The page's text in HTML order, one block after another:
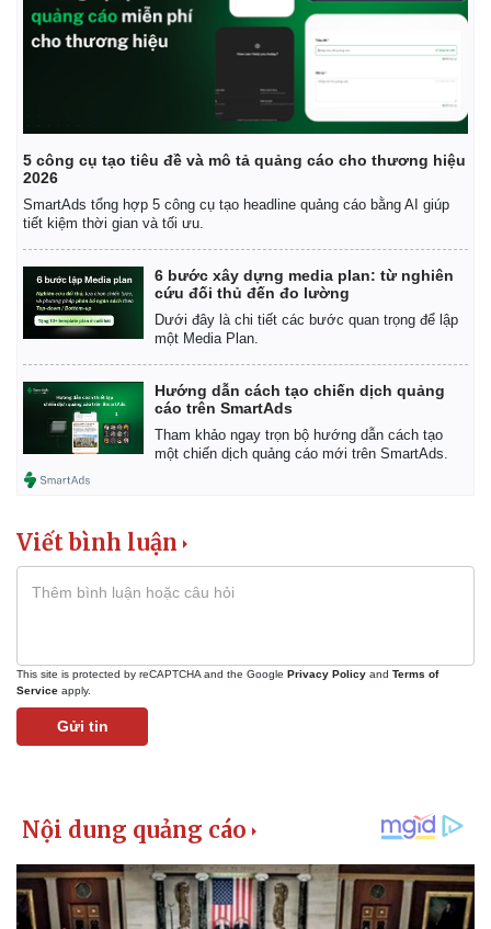
Vụ án
Tin nóng
Tư vấn luật
Quân sự - Quốc phòng
Vũ khí
Việt Nam
5 công cụ tạo tiêu đề và mô tả quảng cáo cho thương hiệu
2026
SmartAds tổng hợp 5 công cụ tạo headline quảng cáo bằng AI giúp
tiết kiệm thời gian và tối ưu.
6 bước xây dựng media plan: từ nghiên
cứu đối thủ đến đo lường
Dưới đây là chi tiết các bước quan trọng để lập
một Media Plan.
Hướng dẫn cách tạo chiến dịch quảng
cáo trên SmartAds
Tham khảo ngay trọn bộ hướng dẫn cách tạo
một chiến dịch quảng cáo mới trên SmartAds.
Viết bình luận
This site is protected by reCAPTCHA and the Google Privacy Policy and Terms of
Service apply.
Gửi tin